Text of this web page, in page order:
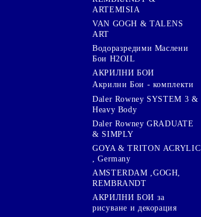
ARTEMISIA
VAN GOGH & TALENS
ART
Водоразредими Маслени
Бои H2OIL
АКРИЛНИ БОИ
Акрилни Бои - комплекти
Daler Rowney SYSTEM 3 &
Heavy Body
Daler Rowney GRADUATE
& SIMPLY
GOYA & TRITON АCRYLIC
, Germany
AMSTERDAM ,GOGH,
REMBRANDT
АКРИЛНИ БОИ за
рисуване и декорация